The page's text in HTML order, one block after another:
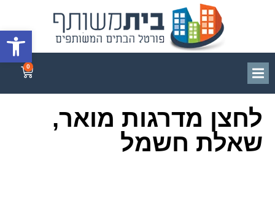
פתח
0
לחצן מדרגות מואר,
שאלת חשמל